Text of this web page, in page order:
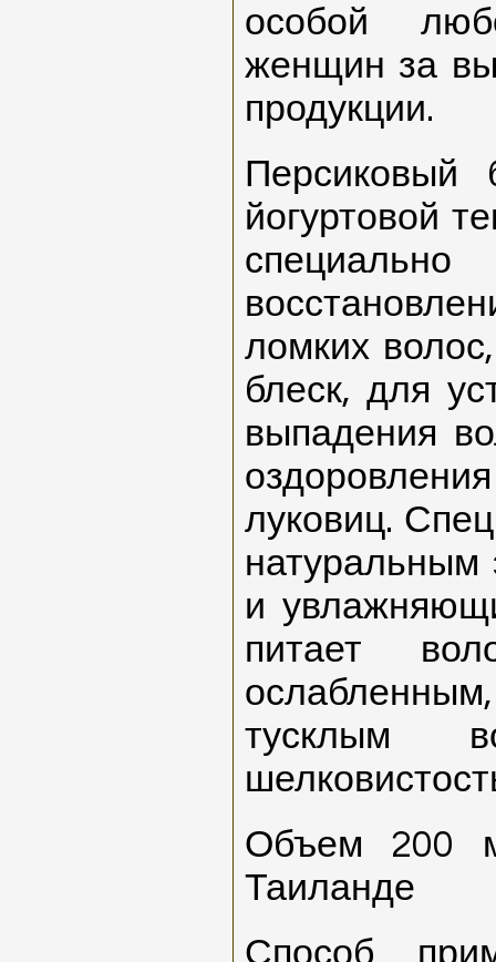
особой
женщин за
продукции.
Персиковый
йогуртовой
ломких
блеск, для
выпадения
луковиц.
натуральным
и
питает
тусклым
Объем 200
Таиланде
Способ